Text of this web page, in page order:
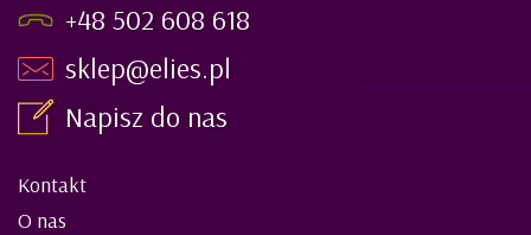
+48 502 608 618
sklep@elies.pl
Napisz do nas
Kontakt
O nas